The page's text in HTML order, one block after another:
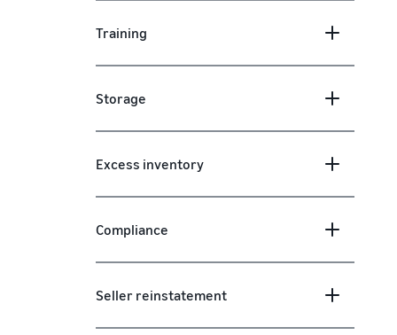
Training
Storage
Excess inventory
Compliance
Seller reinstatement